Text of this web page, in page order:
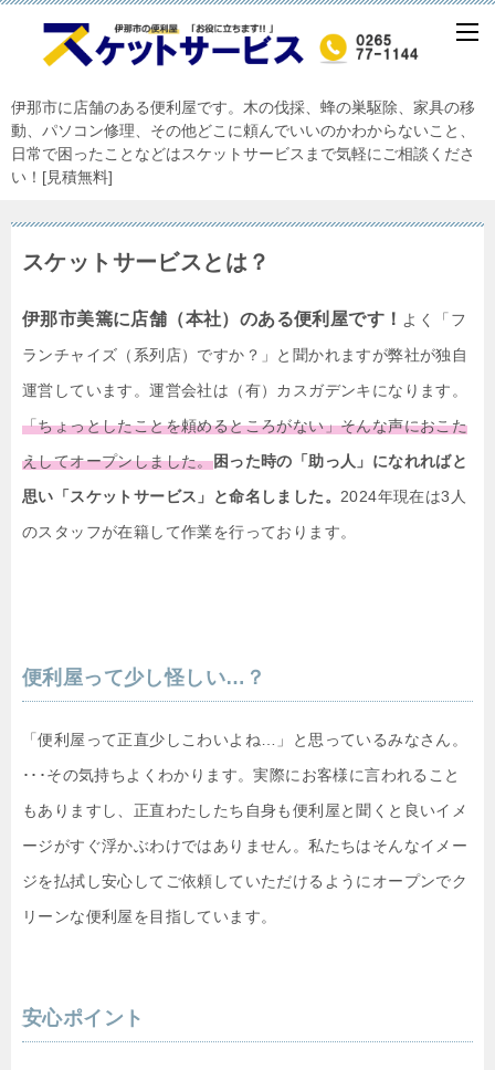
伊那市に店舗のある便利屋です。木の伐採、蜂の巣駆除、家具の移
動、パソコン修理、その他どこに頼んでいいのかわからないこと、
日常で困ったことなどはスケットサービスまで気軽にご相談くださ
い！[見積無料]
スケットサービスとは？
伊那市美篶に店舗（本社）のある便利屋です！ よく「フ
ランチャイズ（系列店）ですか？」と聞かれますが弊社が独自
運営しています。運営会社は（有）カスガデンキになります。
「ちょっとしたことを頼めるところがない」そんな声におこた
えしてオープンしました。困った時の「助っ人」になれればと
思い「スケットサービス」と命名しました。 2024年現在は3人
のスタッフが在籍して作業を行っております。
便利屋って少し怪しい…？
「便利屋って正直少しこわいよね…」と思っているみなさん。
･･･その気持ちよくわかります。実際にお客様に言われること
もありますし、正直わたしたち自身も便利屋と聞くと良いイメ
ージがすぐ浮かぶわけではありません。私たちはそんなイメー
ジを払拭し安心してご依頼していただけるようにオープンでク
リーンな便利屋を目指しています。
安心ポイント